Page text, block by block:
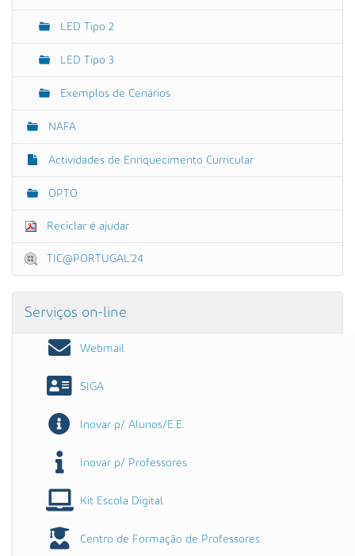
LED Tipo 2
LED Tipo 3
Exemplos de Cenários
NAFA
Actividades de Enriquecimento Curricular
OPTO
Reciclar é ajudar
TIC@PORTUGAL'24
Serviços on-line
Webmail
SIGA
Inovar p/ Alunos/E.E.
Inovar p/ Professores
Kit Escola Digital
Centro de Formação de Professores